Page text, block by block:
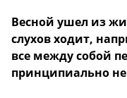
Весной ушел из
слухов ходит,
все между собой
принципиально